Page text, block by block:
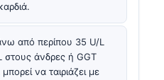
από περίπου 35 U/L
στους άνδρες ή GGT
να ταιριάζει με